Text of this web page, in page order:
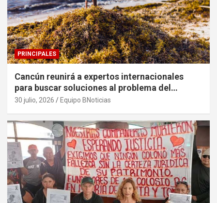
PRINCIPALES
Cancún reunirá a expertos internacionales
para buscar soluciones al problema del
sargazo
30 julio, 2026 Equipo BNoticias